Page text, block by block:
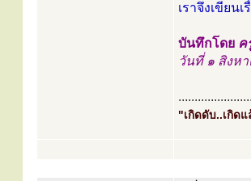
เราจึงเขียน
บันทึกโดย ค
วันที่ ๑ สิงห
"เกิดดับ..เกิด